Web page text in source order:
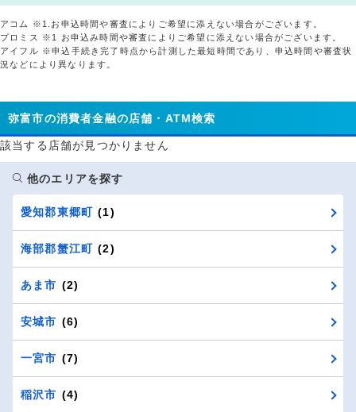
アコム ※1.お申込時間や審査によりご希望に添えない場合がございます。
プロミス ※1 お申込み時間や審査によりご希望に添えない場合がございます。
アイフル ※申込手続き完了時点から計測した最短時間であり、申込時間や審査状
況などにより異なります。
弥富市の消費者金融の店舗・ATM検索
該当する店舗が見つかりません
他のエリアを探す
愛知郡東郷町 (1)
海部郡蟹江町 (2)
あま市 (2)
安城市 (6)
一宮市 (7)
稲沢市 (4)